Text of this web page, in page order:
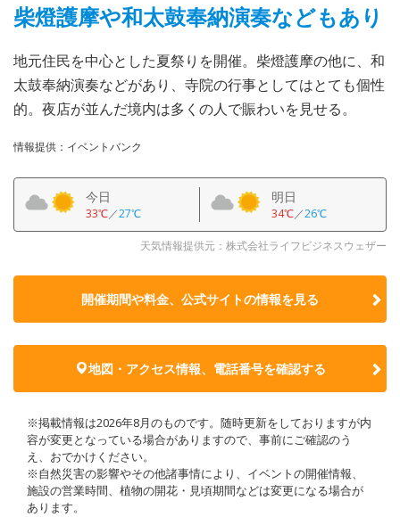
柴燈護摩や和太鼓奉納演奏などもあり
地元住民を中心とした夏祭りを開催。柴燈護摩の他に、和
太鼓奉納演奏などがあり、寺院の行事としてはとても個性
的。夜店が並んだ境内は多くの人で賑わいを見せる。
情報提供：イベントバンク
今日
33℃／27℃
明日
34℃／26℃
天気情報提供元：株式会社ライフビジネスウェザー
開催期間や料金、公式サイトの情報を見る
地図・アクセス情報、電話番号を確認する
※掲載情報は2026年8月のものです。随時更新をしておりますが内
容が変更となっている場合がありますので、事前にご確認のう
え、おでかけください。
※自然災害の影響やその他諸事情により、イベントの開催情報、
施設の営業時間、植物の開花・見頃期間などは変更になる場合が
あります。